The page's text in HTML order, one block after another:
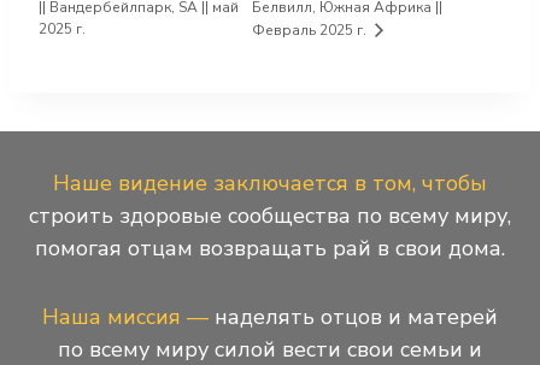
|| Вандербейлпарк, SA || май
2025 г.
Белвилл, Южная Африка ||
Февраль 2025 г.
Наше видение заключается в том, чтобы
строить здоровые сообщества по всему миру,
помогая отцам возвращать рай в свои дома.
Наша миссия — наделять отцов и матерей
по всему миру силой вести свои семьи и